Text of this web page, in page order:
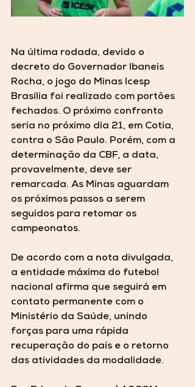
Na última rodada, devido o
decreto do Governador Ibaneis
Rocha, o jogo do Minas Icesp
Brasília foi realizado com portões
fechados. O próximo confronto
seria no próximo dia 21, em Cotia,
contra o São Paulo. Porém, com a
determinação da CBF, a data,
provavelmente, deve ser
remarcada. As Minas aguardam
os próximos passos a serem
seguidos para retomar os
campeonatos.
De acordo com a nota divulgada,
a entidade máxima do futebol
nacional afirma que seguirá em
contato permanente com o
Ministério da Saúde, unindo
forças para uma rápida
recuperação do país e o retorno
das atividades da modalidade.